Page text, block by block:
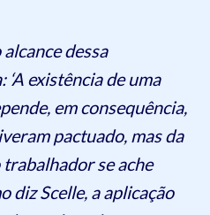
dessa
existência de uma
em consequência,
pactuado, mas da
se ache
diz Scelle, a aplicação